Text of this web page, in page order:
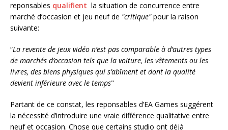
reponsables qualifient la situation de concurrence entre
marché d’occasion et jeu neuf de "critique"pour la raison
suivante:
“La revente de jeux vidéo n’est pas comparable à d’autres types
de marchés d’occasion tels que la voiture, les vêtements ou les
livres, des biens physiques qui s’abîment et dont la qualité
devient inférieure avec le temps"
Partant de ce constat, les reponsables d’EA Games suggérent
la nécessité d’introduire une vraie différence qualitative entre
neuf et occasion. Chose que certains studio ont déjà